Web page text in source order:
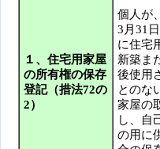
１、住宅用家屋
の所有権の保存
登記（措法72の
2）
個人が
3月31
に住宅
新築ま
後使用
とのな
家屋の
し、自
の用に